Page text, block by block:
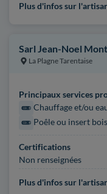
Plus d'infos sur
Sarl Jean-Noel
La Plagne Tarentaise
Principaux services
Chauffage et/ou
Poêle ou insert bois
Certifications
Non renseignées
Plus d'infos sur